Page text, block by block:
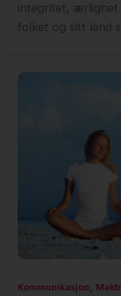
integritet, ærlighet
folket og sitt land
Kommunikasjon ,